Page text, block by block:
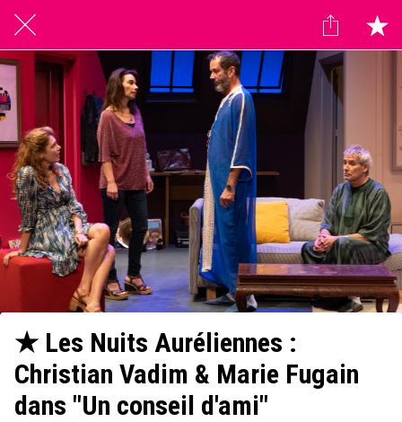
★ Les Nuits Auréliennes :
Christian Vadim & Marie Fugain
dans "Un conseil d'ami"